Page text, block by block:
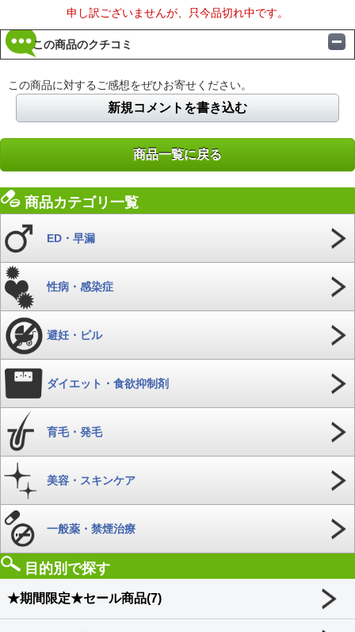
申し訳ございませんが、只今品切れ中です。
この商品のクチコミ
この商品に対するご感想をぜひお寄せください。
新規コメントを書き込む
商品一覧に戻る
商品カテゴリ一覧
ED・早漏
性病・感染症
避妊・ピル
ダイエット・食欲抑制剤
育毛・発毛
美容・スキンケア
一般薬・禁煙治療
目的別で探す
★期間限定★セール商品(7)